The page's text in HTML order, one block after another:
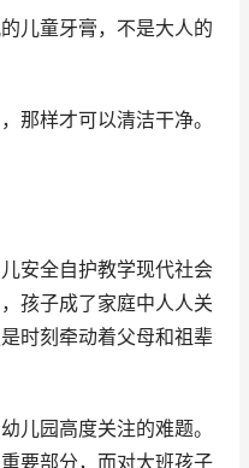
儿童牙膏，不是大人的
那样才可以清洁干净。
安全自护教学现代社会
孩子成了家庭中人人关
时刻牵动着父母和祖辈
儿园高度关注的难题。
要部分，而对大班孩子